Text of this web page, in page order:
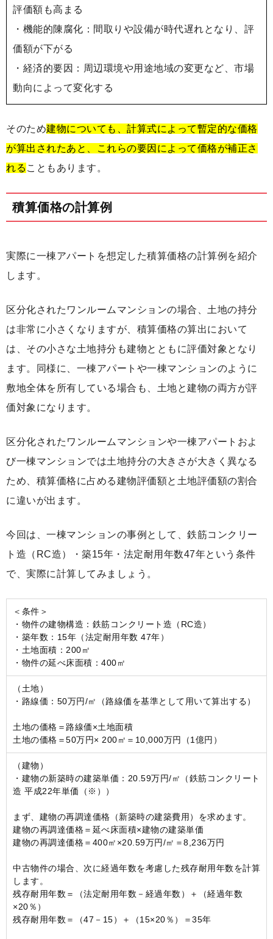
評価額も高まる
・機能的陳腐化：間取りや設備が時代遅れとなり、評
価額が下がる
・経済的要因：周辺環境や用途地域の変更など、市場
動向によって変化する
そのため建物についても、計算式によって暫定的な価格
が算出されたあと、これらの要因によって価格が補正さ
れる こともあります。
積算価格の計算例
実際に一棟アパートを想定した積算価格の計算例を紹介
します。
区分化されたワンルームマンションの場合、土地の持分
は非常に小さくなりますが、積算価格の算出において
は、その小さな土地持分も建物とともに評価対象となり
ます。同様に、一棟アパートや一棟マンションのように
敷地全体を所有している場合も、土地と建物の両方が評
価対象になります。
区分化されたワンルームマンションや一棟アパートおよ
び一棟マンションでは土地持分の大きさが大きく異なる
ため、積算価格に占める建物評価額と土地評価額の割合
に違いが出ます。
今回は、一棟マンションの事例として、鉄筋コンクリー
ト造（RC造）・築15年・法定耐用年数47年という条件
で、実際に計算してみましょう。
＜条件＞
・物件の建物構造：鉄筋コンクリート造（RC造）
・築年数：15年（法定耐用年数 47年）
・土地面積：200㎡
・物件の延べ床面積：400㎡
（土地）
・路線価：50万円/㎡（路線価を基準として用いて算出する）
土地の価格＝路線価×土地面積
土地の価格＝50万円× 200㎡＝10,000万円（1億円）
（建物）
・建物の新築時の建築単価：20.59万円/㎡（鉄筋コンクリート
造 平成22年単価（※））
まず、建物の再調達価格（新築時の建築費用）を求めます。
建物の再調達価格＝延べ床面積×建物の建築単価
建物の再調達価格＝400㎡×20.59万円/㎡＝8,236万円
中古物件の場合、次に経過年数を考慮した残存耐用年数を計算
します。
残存耐用年数＝（法定耐用年数－経過年数）＋（経過年数
×20％）
残存耐用年数＝（47－15）＋（15×20％）＝35年